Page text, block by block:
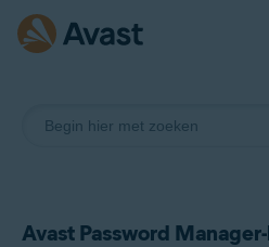
Avast Password